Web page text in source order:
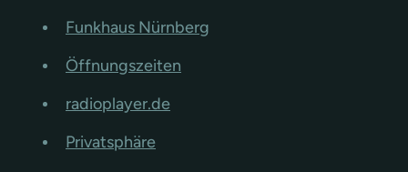
Funkhaus Nürnberg
Öffnungszeiten
radioplayer.de
Privatsphäre